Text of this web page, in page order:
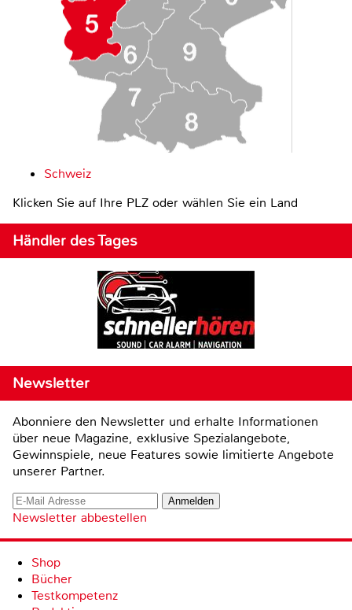
Schweiz
Klicken Sie auf Ihre PLZ oder wählen Sie ein Land
Händler des Tages
Newsletter
Abonniere den Newsletter und erhalte Informationen
über neue Magazine, exklusive Spezialangebote,
Gewinnspiele, neue Features sowie limitierte Angebote
unserer Partner.
Newsletter abbestellen
Shop
Bücher
Testkompetenz